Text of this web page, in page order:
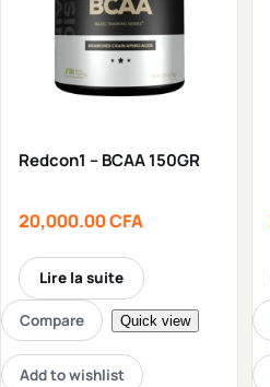
Redcon1 – BCAA 150GR
20,000.00CFA
Lire la suite
Compare Quick view
Add to wishlist